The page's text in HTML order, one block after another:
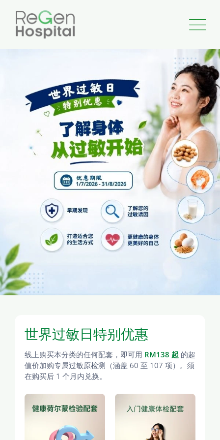
世界过敏日特别优惠
线上购买本分类的任何配套，即可用 RM138 起 的超
值价加购专属过敏原检测（涵盖 60 至 107 项）。须
在购买后 1 个月内兑换。